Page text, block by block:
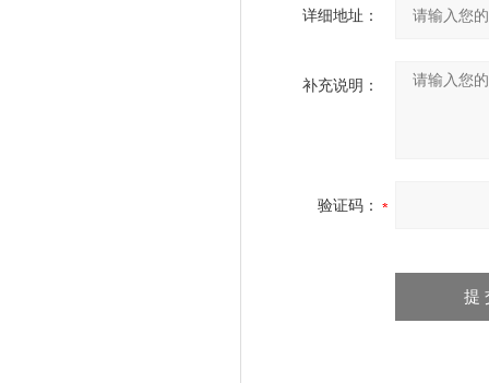
详细地址：
补充说明：
验证码：